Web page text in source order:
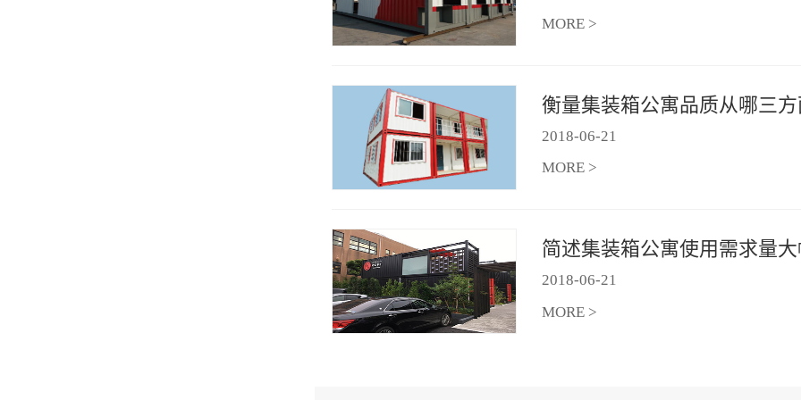
MORE >
2018-06-21
MORE >
2018-06-21
MORE >